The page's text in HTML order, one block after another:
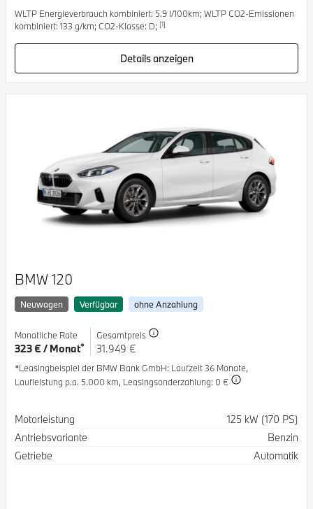
WLTP Energieverbrauch kombiniert: 5.9 l/100km; WLTP CO2-Emissionen
kombiniert: 133 g/km; CO2-Klasse: D; [1]
Details anzeigen
BMW 120
Neuwagen Verfügbar ohne Anzahlung
Monatliche Rate
323 € / Monat*
Gesamtpreis
31.949 €
*Leasingbeispiel der BMW Bank GmbH: Laufzeit 36 Monate,
Laufleistung p.a. 5.000 km, Leasingsonderzahlung: 0 €
Spezifikation
Motorleistung
125 kW (170 PS)
Antriebsvariante
Benzin
Getriebe
Automatik